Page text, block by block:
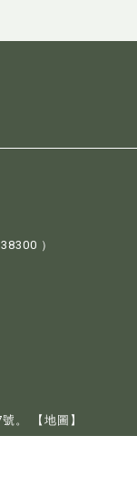
）
。 【地圖】